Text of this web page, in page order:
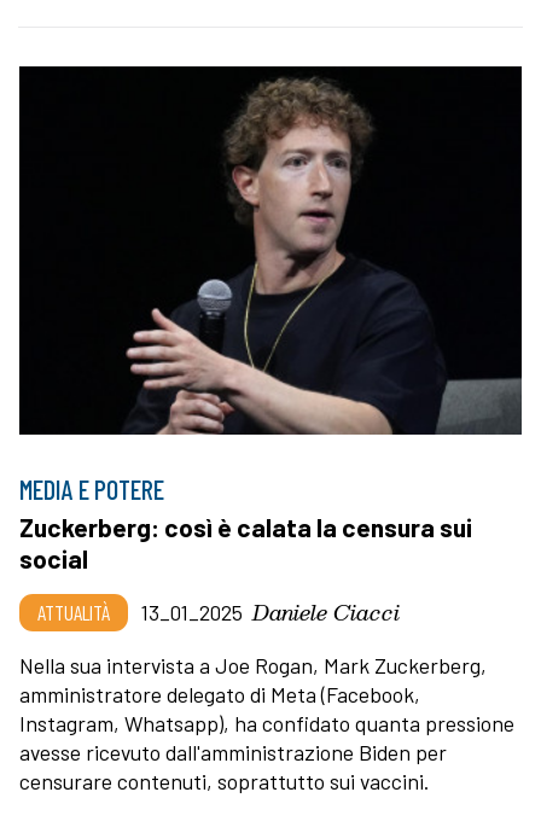
MEDIA E POTERE
Zuckerberg: così è calata la censura sui
social
ATTUALITÀ 13_01_2025 Daniele Ciacci
Nella sua intervista a Joe Rogan, Mark Zuckerberg,
amministratore delegato di Meta (Facebook,
Instagram, Whatsapp), ha confidato quanta pressione
avesse ricevuto dall'amministrazione Biden per
censurare contenuti, soprattutto sui vaccini.